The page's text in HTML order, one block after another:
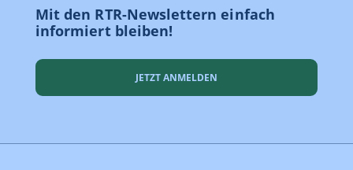
Mit den RTR-Newslettern einfach
informiert bleiben!
JETZT ANMELDEN